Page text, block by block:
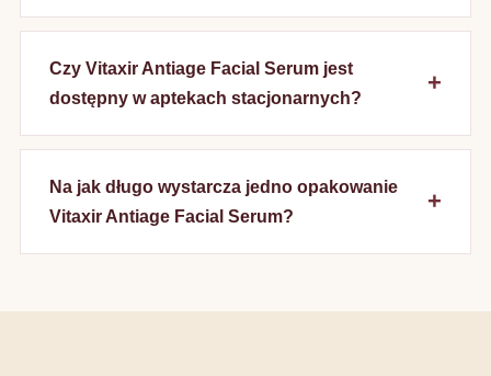
Czy Vitaxir Antiage Facial Serum jest
dostępny w aptekach stacjonarnych?
Na jak długo wystarcza jedno opakowanie
Vitaxir Antiage Facial Serum?